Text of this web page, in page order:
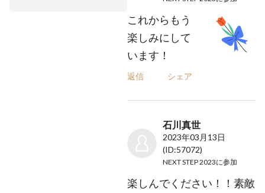
これからもう
楽しみにして
います！
返信 シェア
石川真世
2023年03月13日
(ID:57072)
NEXT STEP 2023に参加
楽しんでください！！素敵